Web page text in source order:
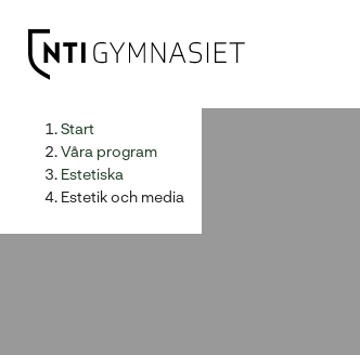
Huvudnavigation
Start
Våra program
Estetiska
Estetik och media